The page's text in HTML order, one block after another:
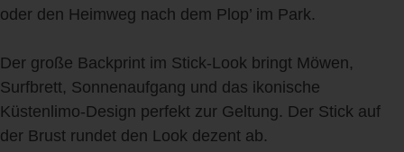
oder den Heimweg nach dem Plop’ im Park.
Der große Backprint im Stick-Look bringt Möwen,
Surfbrett, Sonnenaufgang und das ikonische
Küstenlimo-Design perfekt zur Geltung. Der Stick auf
der Brust rundet den Look dezent ab.